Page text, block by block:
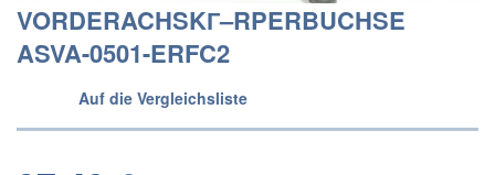
VORDERACHSKГ–RPERBUCHSE
ASVA-0501-ERFC2
Auf die Vergleichsliste